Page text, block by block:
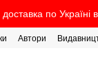
по Україні
Автори